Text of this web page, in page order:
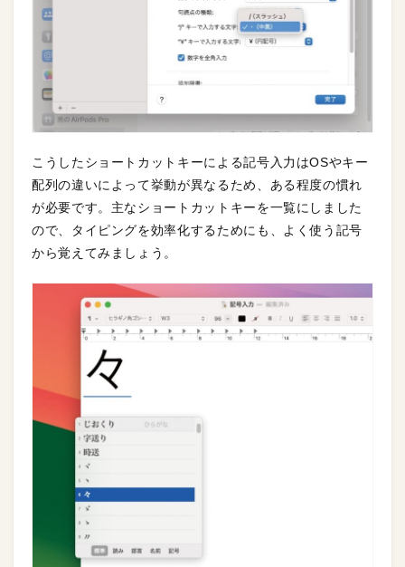
こうしたショートカットキーによる記号入力はOSやキー
配列の違いによって挙動が異なるため、ある程度の慣れ
が必要です。主なショートカットキーを一覧にしました
ので、タイピングを効率化するためにも、よく使う記号
から覚えてみましょう。